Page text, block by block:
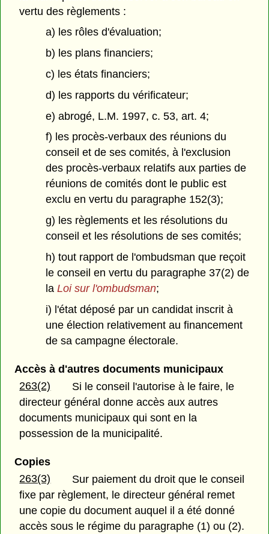
vertu des règlements :
a) les rôles d'évaluation;
b) les plans financiers;
c) les états financiers;
d) les rapports du vérificateur;
e) abrogé, L.M. 1997, c. 53, art. 4;
f) les procès-verbaux des réunions du
conseil et de ses comités, à l'exclusion
des procès-verbaux relatifs aux parties de
réunions de comités dont le public est
exclu en vertu du paragraphe 152(3);
g) les règlements et les résolutions du
conseil et les résolutions de ses comités;
h) tout rapport de l'ombudsman que reçoit
le conseil en vertu du paragraphe 37(2) de
laLoi sur l'ombudsman;
i) l'état déposé par un candidat inscrit à
une élection relativement au financement
de sa campagne électorale.
Accès à d'autres documents municipaux
263(2)
Si le conseil l'autorise à le faire, le
directeur général donne accès aux autres
documents municipaux qui sont en la
possession de la municipalité.
Copies
263(3)
Sur paiement du droit que le conseil
fixe par règlement, le directeur général remet
une copie du document auquel il a été donné
accès sous le régime du paragraphe (1) ou (2).